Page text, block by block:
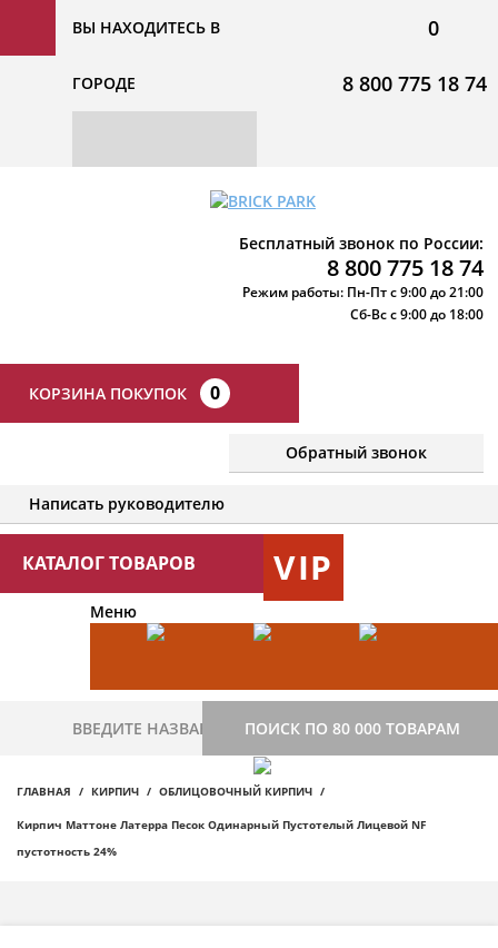
ВЫ НАХОДИТЕСЬ В
ГОРОДЕ
0
8 800 775 18 74
Бесплатный звонок по России:
8 800 775 18 74
Режим работы: Пн-Пт с 9:00 до 21:00
Сб-Вс с 9:00 до 18:00
КОРЗИНА ПОКУПОК 0
Обратный звонок
Написать руководителю
КАТАЛОГ ТОВАРОВ VIP
Меню
ПОИСК ПО 80 000 ТОВАРАМ
ГЛАВНАЯ КИРПИЧ ОБЛИЦОВОЧНЫЙ КИРПИЧ
Кирпич Маттоне Латерра Песок Одинарный Пустотелый Лицевой NF
пустотность 24%